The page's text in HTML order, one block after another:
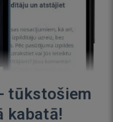
tūkstošiem
kabatā!